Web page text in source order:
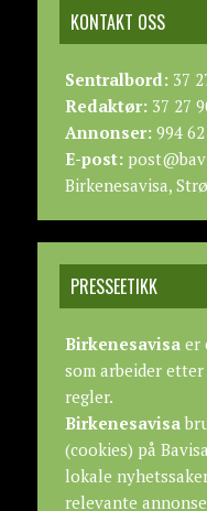
KONTAKT OSS
Sentralbord:37
Redaktør:37 27
Annonser:994 62
E-post:
Birkenesavisa,
PRESSEETIKK
Birkenesavisaer
som arbeider etter
regler.
Birkenesavisa
(cookies) på
lokale
relevante